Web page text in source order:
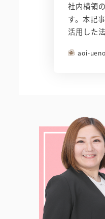
社内横領
す。本記
活用した
aoi-